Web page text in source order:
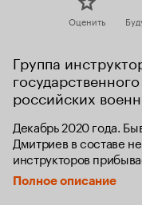
Оценить
Группа
российских
Декабрь 2020 года.
Дмитриев в составе
инструкторов
Республику. Грише
ведь в задачи
Полное описание